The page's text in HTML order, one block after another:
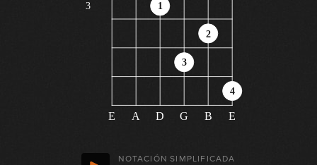
3
E A D G B E
1
3
2
4
NOTACIÓN SIMPLIFICADA